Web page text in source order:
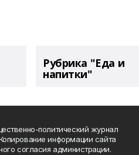
Рубрика "Еда и
напитки"
политический журнал
информации сайта
согласия администрации.